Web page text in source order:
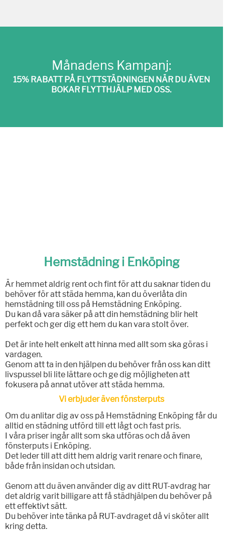
Månadens Kampanj:
15% RABATT PÅ FLYTTSTÄDNINGEN NÄR DU ÄVEN
BOKAR FLYTTHJÄLP MED OSS.
Hemstädning i Enköping
Är hemmet aldrig rent och fint för att du saknar tiden du
behöver för att städa hemma, kan du överlåta din
hemstädning till oss på Hemstädning Enköping.
Du kan då vara säker på att din hemstädning blir helt
perfekt och ger dig ett hem du kan vara stolt över.
Det är inte helt enkelt att hinna med allt som ska göras i
vardagen.
Genom att ta in den hjälpen du behöver från oss kan ditt
livspussel bli lite lättare och ge dig möjligheten att
fokusera på annat utöver att städa hemma.
Vi erbjuder även fönsterputs
Om du anlitar dig av oss på Hemstädning Enköping får du
alltid en städning utförd till ett lågt och fast pris.
I våra priser ingår allt som ska utföras och då även
fönsterputs i Enköping.
Det leder till att ditt hem aldrig varit renare och finare,
både från insidan och utsidan.
Genom att du även använder dig av ditt RUT-avdrag har
det aldrig varit billigare att få städhjälpen du behöver på
ett effektivt sätt.
Du behöver inte tänka på RUT-avdraget då vi sköter allt
kring detta.